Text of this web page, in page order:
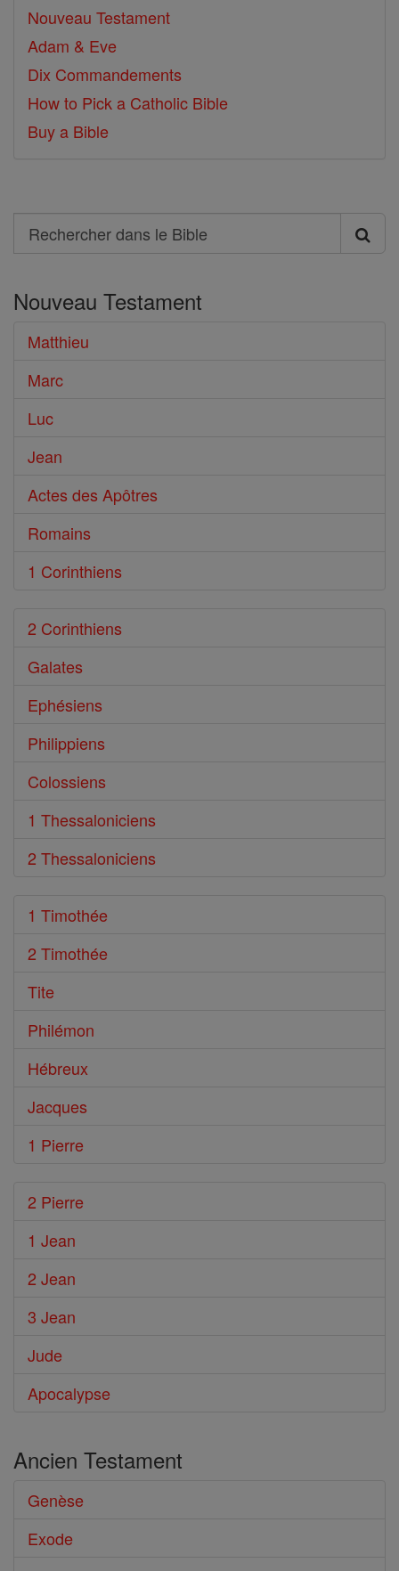
Nouveau Testament
Adam & Eve
Dix Commandements
How to Pick a Catholic Bible
Buy a Bible
Search
Rechercher
le
Bible
Nouveau Testament
Matthieu
Marc
Luc
Jean
Actes des Apôtres
Romains
1 Corinthiens
2 Corinthiens
Galates
Ephésiens
Philippiens
Colossiens
1 Thessaloniciens
2 Thessaloniciens
1 Timothée
2 Timothée
Tite
Philémon
Hébreux
Jacques
1 Pierre
2 Pierre
1 Jean
2 Jean
3 Jean
Jude
Apocalypse
Ancien Testament
Genèse
Exode